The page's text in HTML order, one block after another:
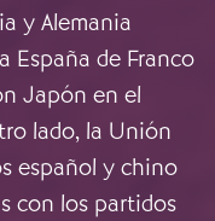
y Alemania
España de Franco
Japón en el
lado, la Unión
español y chino
con los partidos